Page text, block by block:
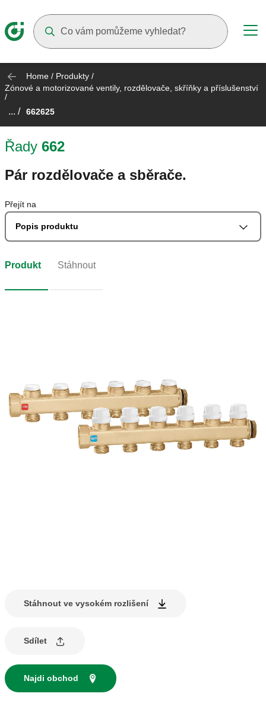
Home / Produkty /
Zónové a motorizované ventily, rozdělovače, skříňky a příslušenství
/
... / 662625
Řady 662
Pár rozdělovače a sběrače.
Přejít na
Popis produktu
Produkt Stáhnout
Stáhnout ve vysokém rozlišení
Sdílet
Najdi obchod